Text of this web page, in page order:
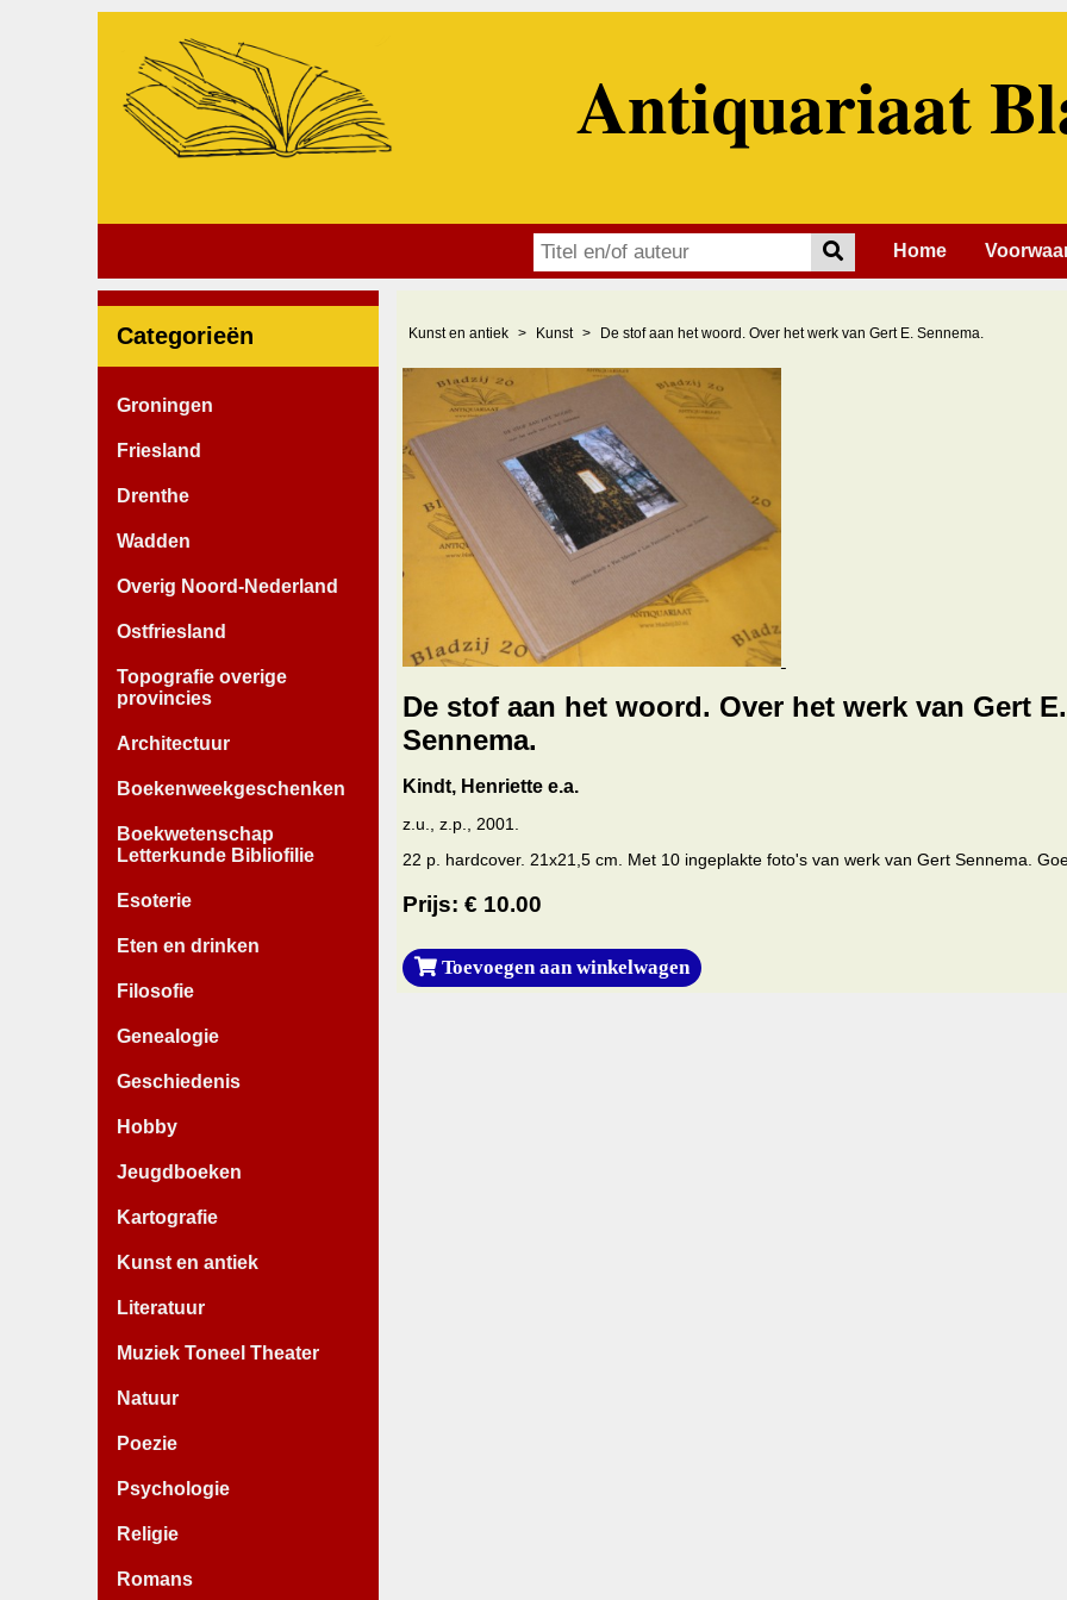
Antiquariaat
Home
Categorieën
Groningen
Friesland
Drenthe
Wadden
Overig Noord-Nederland
Ostfriesland
Topografie overige
provincies
Architectuur
Boekenweekgeschenken
Boekwetenschap
Letterkunde Bibliofilie
Esoterie
Eten en drinken
Filosofie
Genealogie
Geschiedenis
Hobby
Jeugdboeken
Kartografie
Kunst en antiek
Literatuur
Muziek Toneel Theater
Natuur
Poezie
Psychologie
Religie
Romans
Kunst en antiek Kunst De stof aan het woord. Over het werk van Gert E. Sennema.
De stof aan het woord. Over het werk van Gert E.
Sennema.
Kindt, Henriette e.a.
z.u., z.p., 2001.
22 p. hardcover. 21x21,5 cm. Met 10 ingeplakte foto's van werk van Gert Sennema.
Prijs: € 10.00
Toevoegen aan winkelwagen